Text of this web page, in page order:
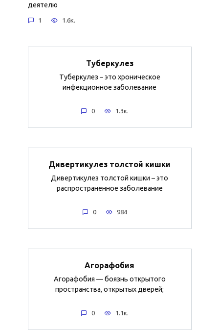
деятелю
1 1.6к.
Туберкулез
Туберкулез – это хроническое
инфекционное заболевание
0 1.3к.
Дивертикулез толстой кишки
Дивертикулез толстой кишки – это
распространенное заболевание
0 984
Агорафобия
Агорафобия — боязнь открытого
пространства, открытых дверей;
0 1.1к.